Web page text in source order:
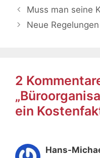
Muss man seine
Neue
2
ein
Hans-